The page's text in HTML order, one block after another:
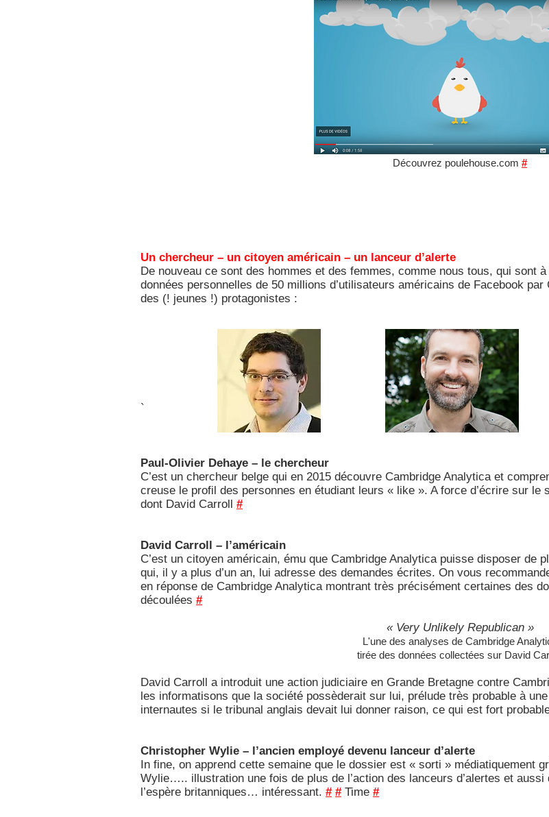
Découvrez poulehouse.com #
Un chercheur – un citoyen américain – un lanceur d’alerte
De nouveau ce sont des hommes et des femmes, comme nous tous, qui sont
données personnelles de 50 millions d’utilisateurs américains de Facebook
des (! jeunes !) protagonistes :
`
Paul-Olivier Dehaye – le chercheur
C’est un chercheur belge qui en 2015 découvre Cambridge Analytica et
creuse le profil des personnes en étudiant leurs « like ». A force d’écrire sur le
dont David Carroll #
David Carroll – l’américain
C’est un citoyen américain, ému que Cambridge Analytica puisse disposer de
qui, il y a plus d’un an, lui adresse des demandes écrites. On vous
en réponse de Cambridge Analytica montrant très précisément certaines des
découlées #
« Very Unlikely Republican »
L'une des analyses de Cambridge
tirée des données collectées sur David
David Carroll a introduit une action judiciaire en Grande Bretagne contre
les informatisons que la société possèderait sur lui, prélude très probable à
internautes si le tribunal anglais devait lui donner raison, ce qui est fort
Christopher Wylie – l’ancien employé devenu lanceur d’alerte
In fine, on apprend cette semaine que le dossier est « sorti » médiatiquement
Wylie….. illustration une fois de plus de l’action des lanceurs d’alertes et
l’espère britanniques… intéressant. # #Time #